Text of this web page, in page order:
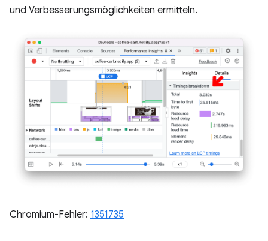
und Verbesserungsmöglichkeiten ermitteln.
Chromium-Fehler: 1351735